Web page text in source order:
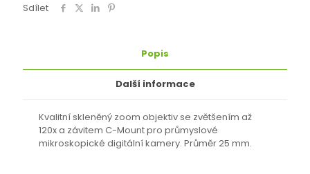
Sdílet
Popis
Další informace
Kvalitní skleněný zoom objektiv se zvětšením až
120x a závitem C-Mount pro průmyslové
mikroskopické digitální kamery. Průměr 25 mm.